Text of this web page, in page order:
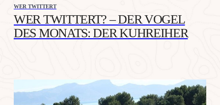
WER TWITTERT
WER TWITTERT? – DER VOGEL
DES MONATS: DER KUHREIHER